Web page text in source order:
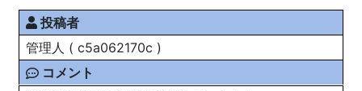
投稿者
管理人 ( c5a062170c )
コメント